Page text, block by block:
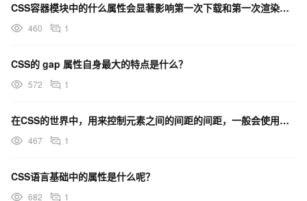
CSS容器模块中的什么属性会显著影响第一次下载和第一次渲染的速度？
460 1
CSS的 gap 属性自身最大的特点是什么？
572 1
在CSS的世界中，用来控制元素之间的间距的间距，一般会使用什么？
467 1
CSS语言基础中的属性是什么呢？
682 1